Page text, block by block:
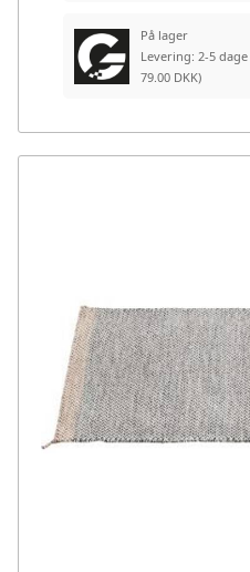
På lager
Levering: 2-5 dage
79.00 DKK)